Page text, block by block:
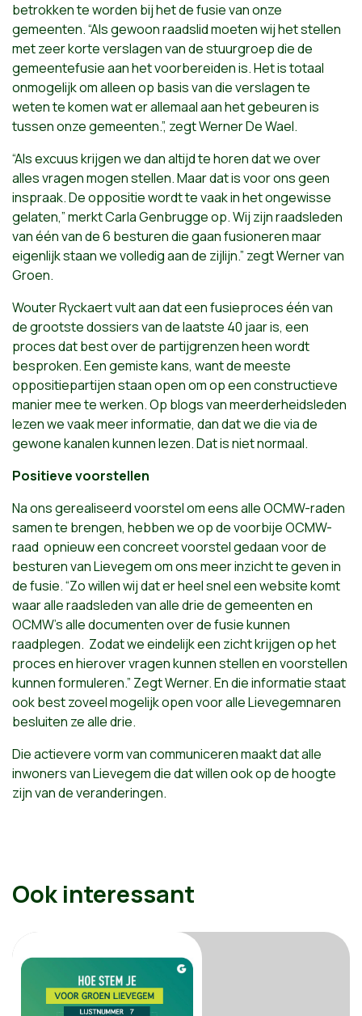
betrokken te worden bij het de fusie van onze
gemeenten. “Als gewoon raadslid moeten wij het stellen
met zeer korte verslagen van de stuurgroep die de
gemeentefusie aan het voorbereiden is. Het is totaal
onmogelijk om alleen op basis van die verslagen te
weten te komen wat er allemaal aan het gebeuren is
tussen onze gemeenten.”, zegt Werner De Wael.
“Als excuus krijgen we dan altijd te horen dat we over
alles vragen mogen stellen. Maar dat is voor ons geen
inspraak. De oppositie wordt te vaak in het ongewisse
gelaten,” merkt Carla Genbrugge op. Wij zijn raadsleden
van één van de 6 besturen die gaan fusioneren maar
eigenlijk staan we volledig aan de zijlijn.” zegt Werner van
Groen.
Wouter Ryckaert vult aan dat een fusieproces één van
de grootste dossiers van de laatste 40 jaar is, een
proces dat best over de partijgrenzen heen wordt
besproken. Een gemiste kans, want de meeste
oppositiepartijen staan open om op een constructieve
manier mee te werken. Op blogs van meerderheidsleden
lezen we vaak meer informatie, dan dat we die via de
gewone kanalen kunnen lezen. Dat is niet normaal.
Positieve voorstellen
Na ons gerealiseerd voorstel om eens alle OCMW-raden
samen te brengen, hebben we op de voorbije OCMW-
raad opnieuw een concreet voorstel gedaan voor de
besturen van Lievegem om ons meer inzicht te geven in
de fusie. “Zo willen wij dat er heel snel een website komt
waar alle raadsleden van alle drie de gemeenten en
OCMW’s alle documenten over de fusie kunnen
raadplegen. Zodat we eindelijk een zicht krijgen op het
proces en hierover vragen kunnen stellen en voorstellen
kunnen formuleren.” Zegt Werner. En die informatie staat
ook best zoveel mogelijk open voor alle Lievegemnaren
besluiten ze alle drie.
Die actievere vorm van communiceren maakt dat alle
inwoners van Lievegem die dat willen ook op de hoogte
zijn van de veranderingen.
Ook interessant